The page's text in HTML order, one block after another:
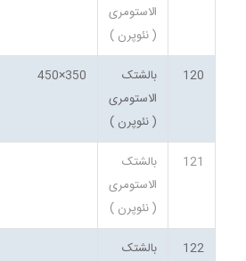
الاستومری
( نئوپرن )
120
بالشتک
الاستومری
( نئوپرن )
350×450
121
بالشتک
الاستومری
( نئوپرن )
122
بالشتک